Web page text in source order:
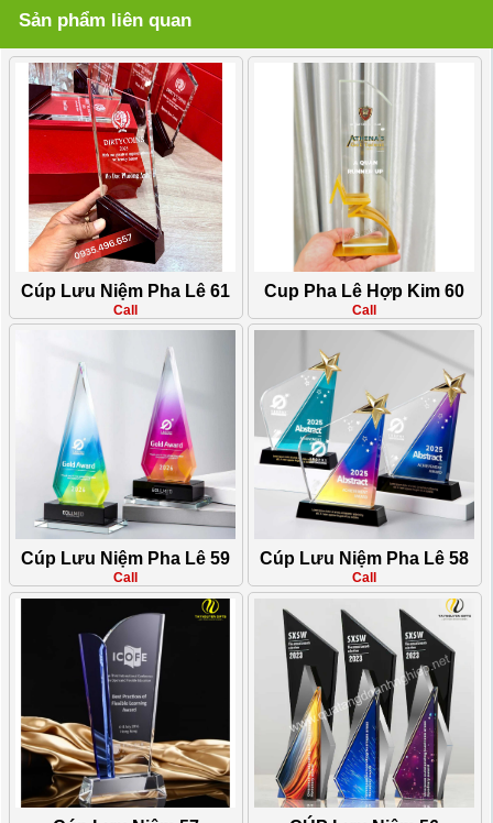
Sản phẩm liên quan
Cúp Lưu Niệm Pha Lê 61
Call
Cup Pha Lê Hợp Kim 60
Call
Cúp Lưu Niệm Pha Lê 59
Call
Cúp Lưu Niệm Pha Lê 58
Call